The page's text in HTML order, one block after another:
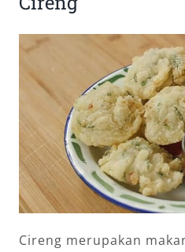
Cireng merupakan